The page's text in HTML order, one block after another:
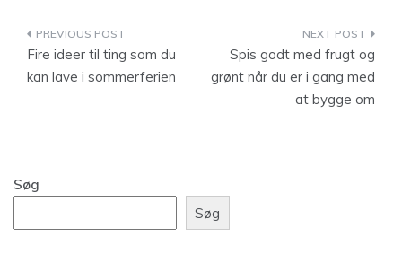
Indlægsnavigation
Fire ideer til ting som du
kan lave i sommerferien
Spis godt med frugt og
grønt når du er i gang med
at bygge om
Søg
Søg